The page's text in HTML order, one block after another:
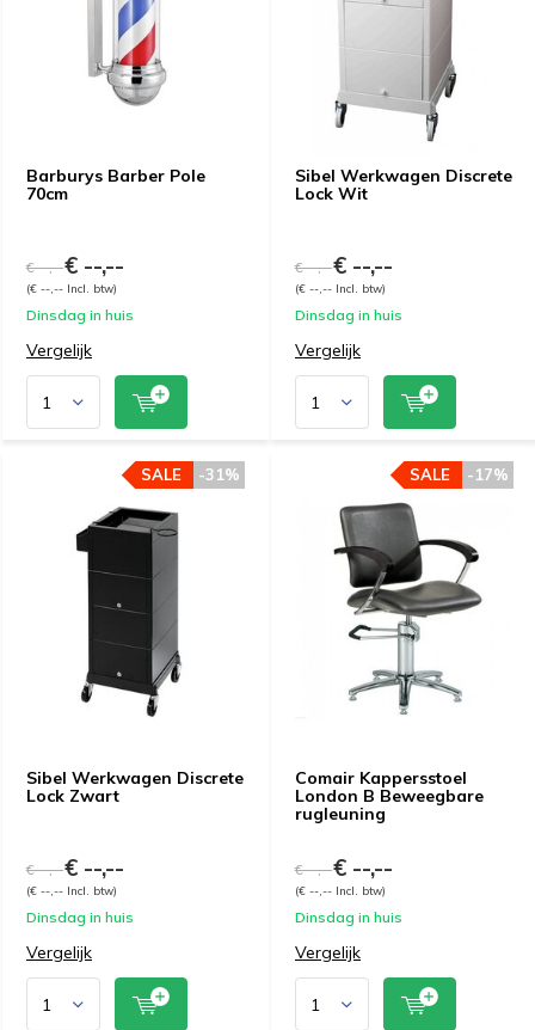
Barburys Barber Pole
70cm
€ --,--€ --,--
(€ --,-- Incl. btw)
Dinsdag in huis
Vergelijk
Sibel Werkwagen Discrete
Lock Wit
€ --,--€ --,--
(€ --,-- Incl. btw)
Dinsdag in huis
Vergelijk
Sibel Werkwagen Discrete
Lock Zwart
-31%
SALE
€ --,--€ --,--
(€ --,-- Incl. btw)
Dinsdag in huis
Vergelijk
Comair Kappersstoel
London B Beweegbare
rugleuning
-17%
SALE
€ --,--€ --,--
(€ --,-- Incl. btw)
Dinsdag in huis
Vergelijk